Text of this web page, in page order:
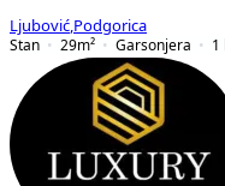
Ljubović Podgorica
Stan
29m² Garsonjera 1